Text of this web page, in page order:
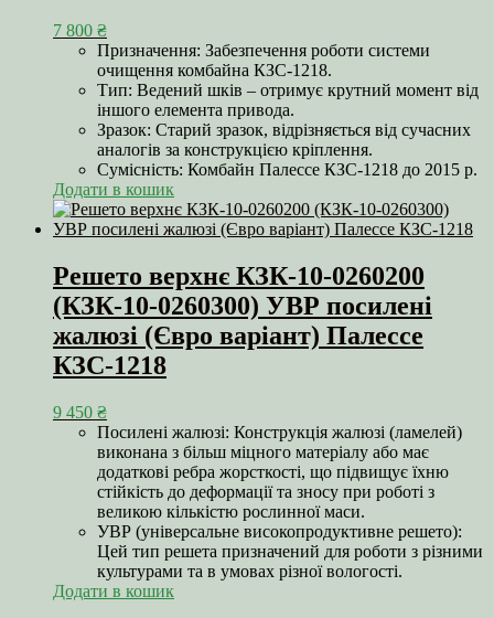
7 800 ₴
Призначення: Забезпечення роботи системи
очищення комбайна КЗС-1218.
Тип: Ведений шків – отримує крутний момент від
іншого елемента привода.
Зразок: Старий зразок, відрізняється від сучасних
аналогів за конструкцією кріплення.
Сумісність: Комбайн Палессе КЗС-1218 до 2015 р.
Додати в кошик
Решето верхнє КЗК-10-0260200
(КЗК-10-0260300) УВР посилені
жалюзі (Євро варіант) Палессе
КЗС-1218
9 450 ₴
Посилені жалюзі: Конструкція жалюзі (ламелей)
виконана з більш міцного матеріалу або має
додаткові ребра жорсткості, що підвищує їхню
стійкість до деформації та зносу при роботі з
великою кількістю рослинної маси.
УВР (універсальне високопродуктивне решето):
Цей тип решета призначений для роботи з різними
культурами та в умовах різної вологості.
Додати в кошик